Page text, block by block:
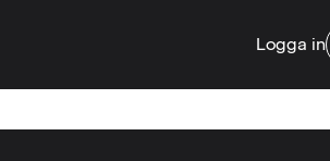
Logga in